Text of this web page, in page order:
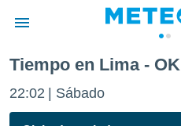
de
Tiempo en Lima - OK
22:02 Sábado